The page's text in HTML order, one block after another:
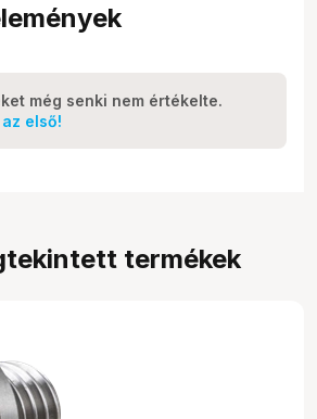
még senki nem értékelte.
első!
termékek